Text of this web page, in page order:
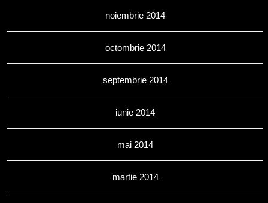
noiembrie 2014
octombrie 2014
septembrie 2014
iunie 2014
mai 2014
martie 2014